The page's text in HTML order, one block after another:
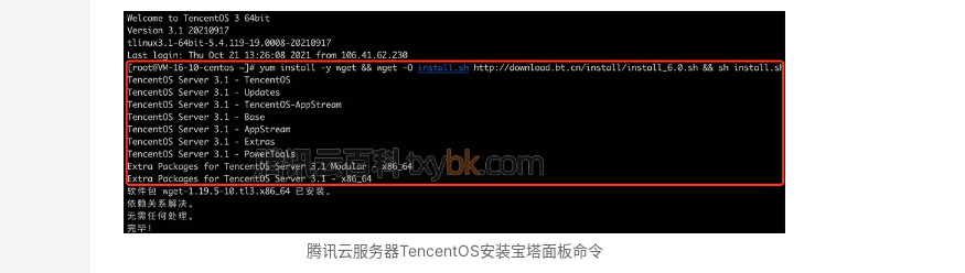
腾讯云服务器TencentOS安装宝塔面板命令